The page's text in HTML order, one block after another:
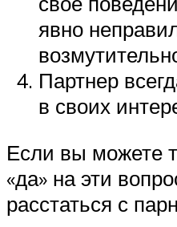
явно
Партнер
в своих
Если вы можете
«да» на эти
расстаться с